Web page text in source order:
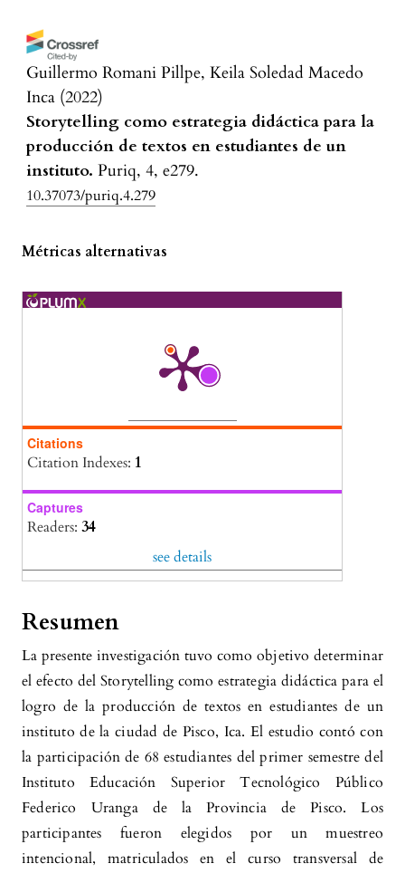
Guillermo Romani Pillpe, Keila Soledad Macedo
Inca (2022)
Storytelling como estrategia didáctica para la
producción de textos en estudiantes de un
instituto. Puriq, 4, e279.
10.37073/puriq.4.279
Métricas alternativas
Citations
Citation Indexes: 1
Captures
Readers: 34
see details
Resumen
La presente investigación tuvo como objetivo determinar
el efecto del Storytelling como estrategia didáctica para el
logro de la producción de textos en estudiantes de un
instituto de la ciudad de Pisco, Ica. El estudio contó con
la participación de 68 estudiantes del primer semestre del
Instituto Educación Superior Tecnológico Público
Federico Uranga de la Provincia de Pisco. Los
participantes fueron elegidos por un muestreo
intencional, matriculados en el curso transversal de